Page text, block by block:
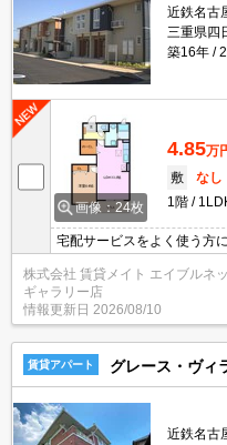
近鉄名古
三重県四
築16年
画像：24枚
4.85万
敷
なし
1階
宅配サービスをよく使う方
ット無料物件！面倒な個人
生活はもちろんテレワーク
株式会社 賃貸メイト エイブルネ
ギャラリー店
情報更新日 2026/08/10
賃貸アパート グレース・ヴィ
近鉄名古